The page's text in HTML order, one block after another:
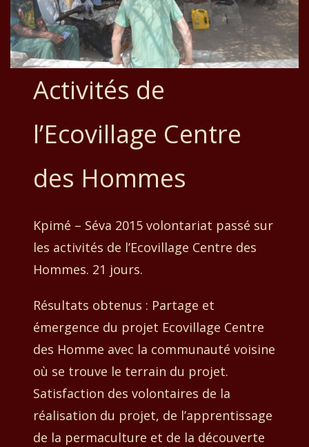
Activités de
l’Ecovillage Centre
des Hommes
Kpimé – Séva 2015 volontariat passé sur
les activités de l’Ecovillage Centre des
Hommes. 21 jours.
Résultats obtenus : Partage et
émergence du projet Ecovillage Centre
des Homme avec la communauté voisine
où se trouve le terrain du projet.
Satisfaction des volontaires de la
réalisation du projet, de l’apprentissage
de la permaculture et de la découverte